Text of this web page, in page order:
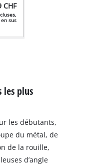
CHF
sus
les plus
les débutants,
du métal, de
de la rouille,
d’angle